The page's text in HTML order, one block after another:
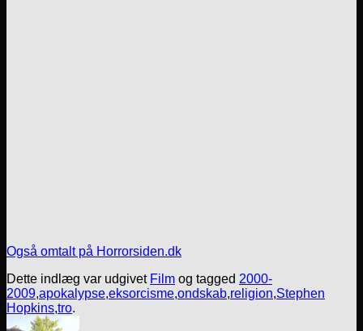
Også omtalt på Horrorsiden.dk
Dette indlæg var udgivet Film og tagged 2000-
2009,apokalypse,eksorcisme,ondskab,religion,Stephen
Hopkins,tro.